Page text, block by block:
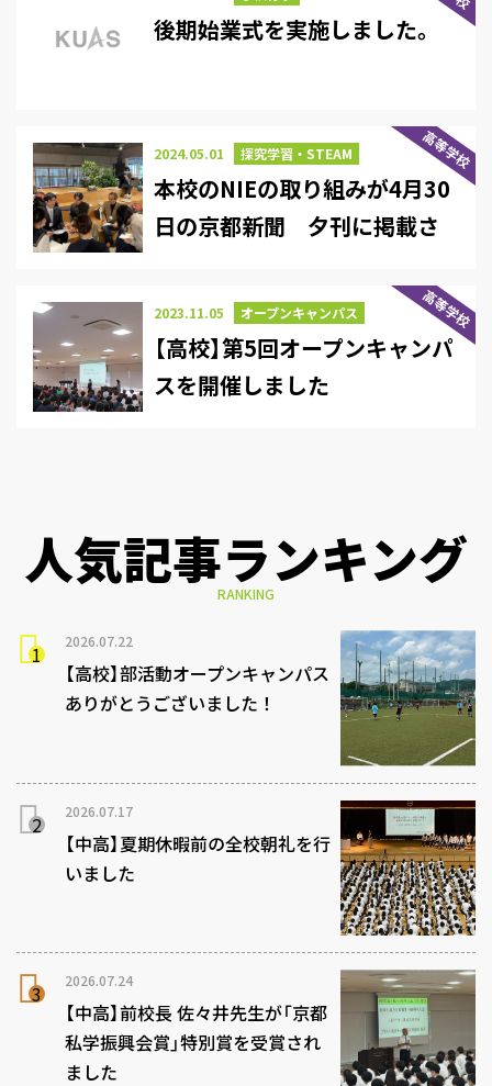
後期始業式を実施しました。
高等学校
2024.05.01 探究学習・STEAM
本校のNIEの取り組みが4月30
日の京都新聞 夕刊に掲載さ
高等学校
2023.11.05 オープンキャンパス
【高校】第5回オープンキャンパ
スを開催しました
人気記事ランキング
RANKING
2026.07.22
【高校】部活動オープンキャンパス
ありがとうございました！
2026.07.17
【中高】夏期休暇前の全校朝礼を行
いました
2026.07.24
【中高】前校長 佐々井先生が「京都
私学振興会賞」特別賞を受賞され
ました